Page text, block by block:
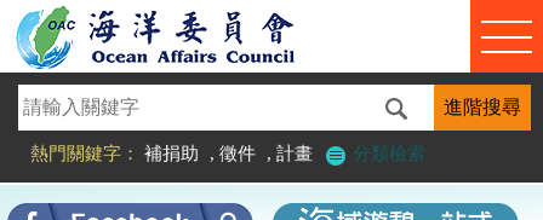
進入內容區塊
熱門關鍵字： 補捐助 , 徵件 , 計畫 分類檢索